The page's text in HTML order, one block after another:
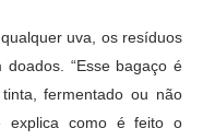
uva, os resíduos
“Esse bagaço é
fermentado ou não
explica como é feito o